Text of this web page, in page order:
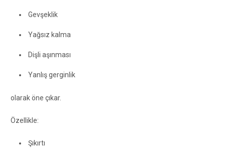
Gevşeklik
Yağsız kalma
Dişli aşınması
Yanlış gerginlik
olarak öne çıkar.
Özellikle:
Şıkırtı